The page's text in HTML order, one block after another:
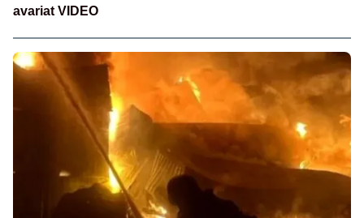
avariat VIDEO